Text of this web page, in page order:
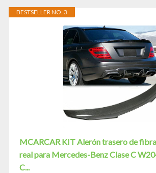
BESTSELLER NO. 3
MCARCAR KIT Alerón trasero de
real para Mercedes-Benz Clase C
C...